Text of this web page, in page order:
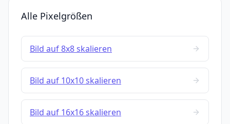
Alle Pixelgrößen
Bild auf 8x8 skalieren
Bild auf 10x10 skalieren
Bild auf 16x16 skalieren